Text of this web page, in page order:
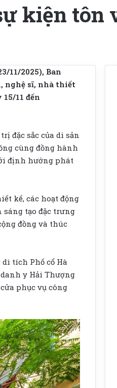
kiện tôn
11/2025), Ban
nghệ sĩ, nhà thiết
11 đến
đặc sắc của di sản
cùng đồng hành
định hướng phát
kế, các hoạt động
tạo đặc trưng
đồng và thúc
tích Phố cổ Hà
y Hải Thượng
phục vụ công